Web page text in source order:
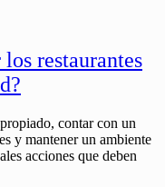
restaurantes
contar con un
y mantener un ambiente
acciones que deben